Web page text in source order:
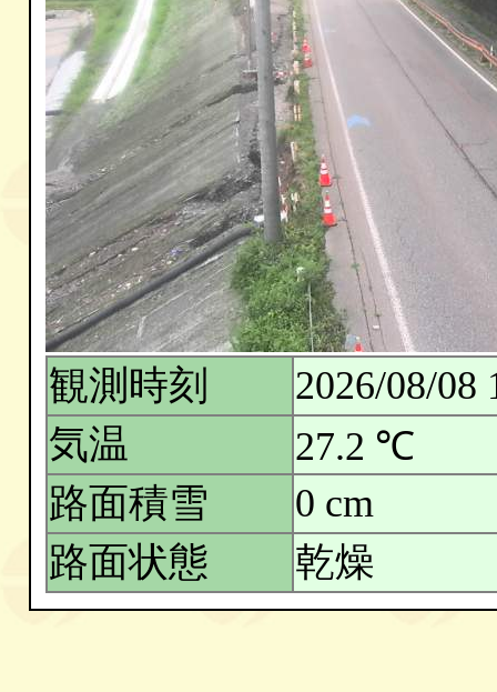
観測時刻
2026/08/08
気温
27.2 ℃
路面積雪
0 cm
路面状態
乾燥